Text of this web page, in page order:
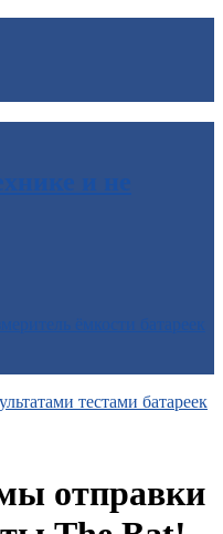
и не
тестами батареек
отправки